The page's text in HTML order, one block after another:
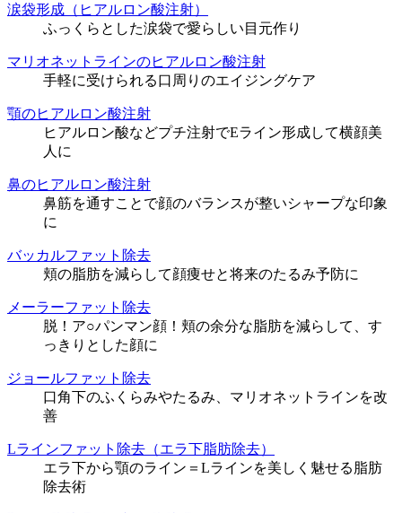
涙袋形成（ヒアルロン酸注射）
ふっくらとした涙袋で愛らしい目元作り
マリオネットラインのヒアルロン酸注射
手軽に受けられる口周りのエイジングケア
顎のヒアルロン酸注射
ヒアルロン酸などプチ注射でEライン形成して横顔美
人に
鼻のヒアルロン酸注射
鼻筋を通すことで顔のバランスが整いシャープな印象
に
バッカルファット除去
頬の脂肪を減らして顔痩せと将来のたるみ予防に
メーラーファット除去
脱！ア○パンマン顔！頬の余分な脂肪を減らして、す
っきりとした顔に
ジョールファット除去
口角下のふくらみやたるみ、マリオネットラインを改
善
Lラインファット除去（エラ下脂肪除去）
エラ下から顎のライン＝Lラインを美しく魅せる脂肪
除去術